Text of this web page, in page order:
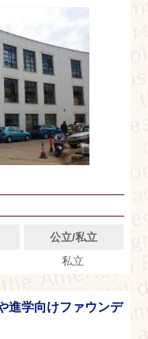
公立/私立
私立
進学向けファウンデ